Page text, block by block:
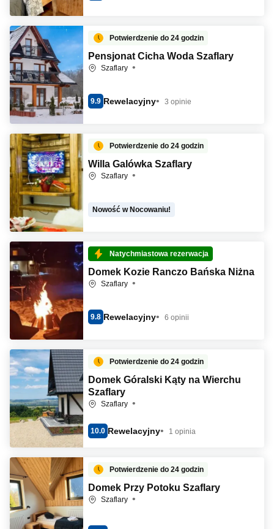
Potwierdzenie do 24 godzin
Pensjonat Cicha Woda Szaflary
Szaflary
9.9 Rewelacyjny 3 opinie
Potwierdzenie do 24 godzin
Willa Galówka Szaflary
Szaflary
Nowość w Nocowaniu!
Natychmiastowa rezerwacja
Domek Kozie Ranczo Bańska Niżna
Szaflary
9.8 Rewelacyjny 6 opinii
Potwierdzenie do 24 godzin
Domek Góralski Kąty na Wierchu
Szaflary
Szaflary
10.0 Rewelacyjny 1 opinia
Potwierdzenie do 24 godzin
Domek Przy Potoku Szaflary
Szaflary